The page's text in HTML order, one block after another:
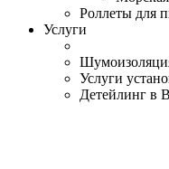
Роллеты для
Услуги
Услуги
Детейлинг в